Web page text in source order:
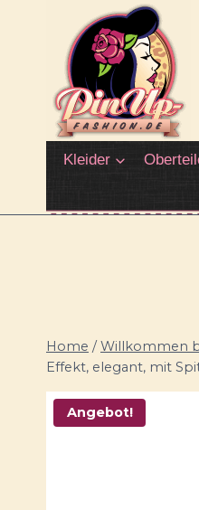
springen
Kleider
Home / Willkommen
Effekt, elegant, mit
Angebot!